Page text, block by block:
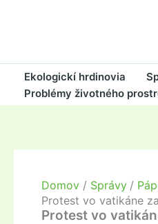
Ekologickí hrdinovia
Problémy životného
Domov Správy
Protest vo vatikáne
Protest vo